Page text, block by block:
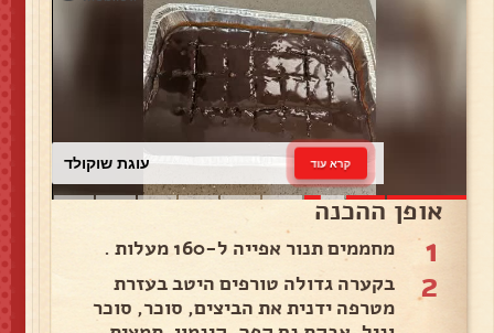
עוגת שוקולד קרא עוד
אופן ההכנה
1 מחממים תנור אפייה ל-160 מעלות .
2
בקערה גדולה טורפים היטב בעזרת
מטרפה ידנית את הביצים, סוכר, סוכר